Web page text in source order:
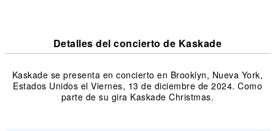
Detalles del concierto de Kaskade
Kaskade se presenta en concierto en Brooklyn, Nueva York,
Estados Unidos el Viernes, 13 de diciembre de 2024. Como
parte de su gira Kaskade Christmas.